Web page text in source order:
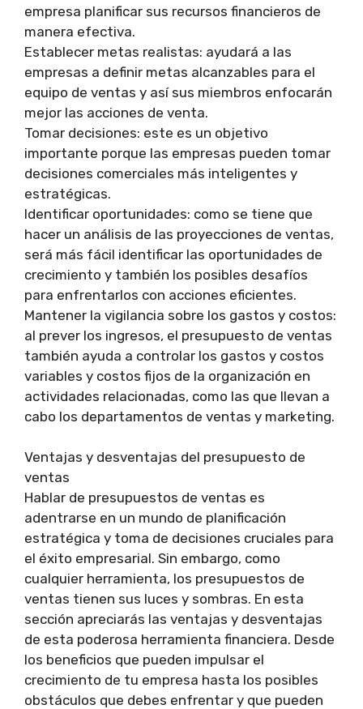
empresa planificar sus recursos financieros de
manera efectiva.
Establecer metas realistas: ayudará a las
empresas a definir metas alcanzables para el
equipo de ventas y así sus miembros enfocarán
mejor las acciones de venta.
Tomar decisiones: este es un objetivo
importante porque las empresas pueden tomar
decisiones comerciales más inteligentes y
estratégicas.
Identificar oportunidades: como se tiene que
hacer un análisis de las proyecciones de ventas,
será más fácil identificar las oportunidades de
crecimiento y también los posibles desafíos
para enfrentarlos con acciones eficientes.
Mantener la vigilancia sobre los gastos y costos:
al prever los ingresos, el presupuesto de ventas
también ayuda a controlar los gastos y costos
variables y costos fijos de la organización en
actividades relacionadas, como las que llevan a
cabo los departamentos de ventas y marketing.
Ventajas y desventajas del presupuesto de
ventas
Hablar de presupuestos de ventas es
adentrarse en un mundo de planificación
estratégica y toma de decisiones cruciales para
el éxito empresarial. Sin embargo, como
cualquier herramienta, los presupuestos de
ventas tienen sus luces y sombras. En esta
sección apreciarás las ventajas y desventajas
de esta poderosa herramienta financiera. Desde
los beneficios que pueden impulsar el
crecimiento de tu empresa hasta los posibles
obstáculos que debes enfrentar y que pueden